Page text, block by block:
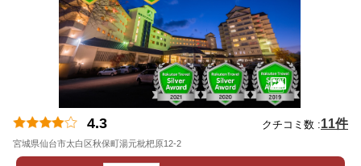
4.3 クチコミ数 :11件
宮城県仙台市太白区秋保町湯元枇杷原12-2